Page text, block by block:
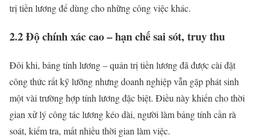
trị tiền lương để dùng cho những công việc khác.
2.2 Độ chính xác cao – hạn chế sai sót, truy thu
Đôi khi, bảng tính lương – quản trị tiền lương đã được cài đặt
công thức rất kỹ lưỡng nhưng doanh nghiệp vẫn gặp phát sinh
một vài trường hợp tính lương đặc biệt. Điều này khiến cho thời
gian xử lý công tác lương kéo dài, người làm bảng tính cần rà
soát, kiểm tra, mất nhiều thời gian làm việc.